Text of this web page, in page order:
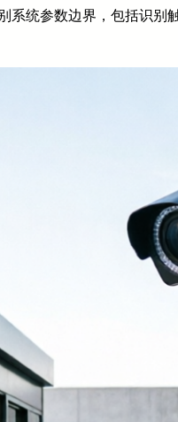
系统参数边界，包括识